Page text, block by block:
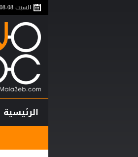
السبت 08-08-2026
الرئيسية